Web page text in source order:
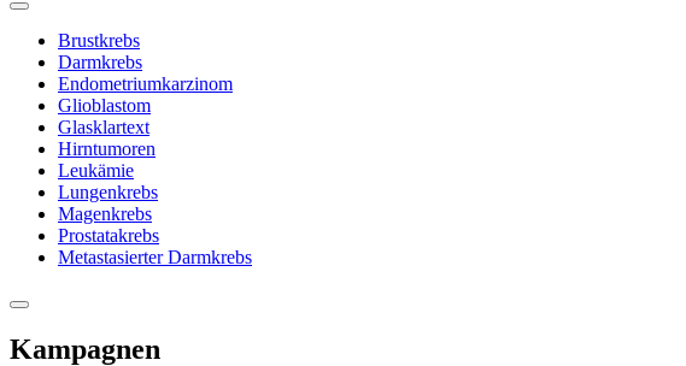
Brustkrebs
Darmkrebs
Endometriumkarzinom
Glioblastom
Glasklartext
Hirntumoren
Leukämie
Lungenkrebs
Magenkrebs
Prostatakrebs
Metastasierter Darmkrebs
Kampagnen